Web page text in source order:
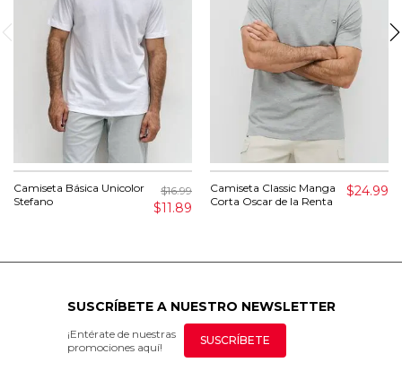
Camiseta Básica Unicolor
Stefano
$16.99
$11.89
Camiseta Classic Manga
Corta Oscar de la Renta
$24.99
SUSCRÍBETE A NUESTRO NEWSLETTER
¡Entérate de nuestras
promociones aquí!
SUSCRÍBETE